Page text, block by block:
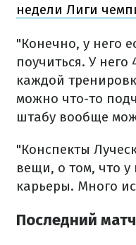
недели Лиги
"Конечно, у него
поучиться. У
каждой
можно что-то
штабу вообще
"Конспекты
вещи, о том, что у
карьеры. Много
Последний